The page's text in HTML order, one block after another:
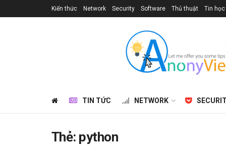
Kiến thức Network Security Software Thủ thuật Tin
TIN TỨC NETWORK
Thẻ: python